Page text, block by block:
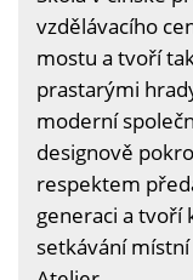
vzdělávacího
mostu a tvoří
prastarými
moderní
designově
respektem
generaci a tvoří
setkávání